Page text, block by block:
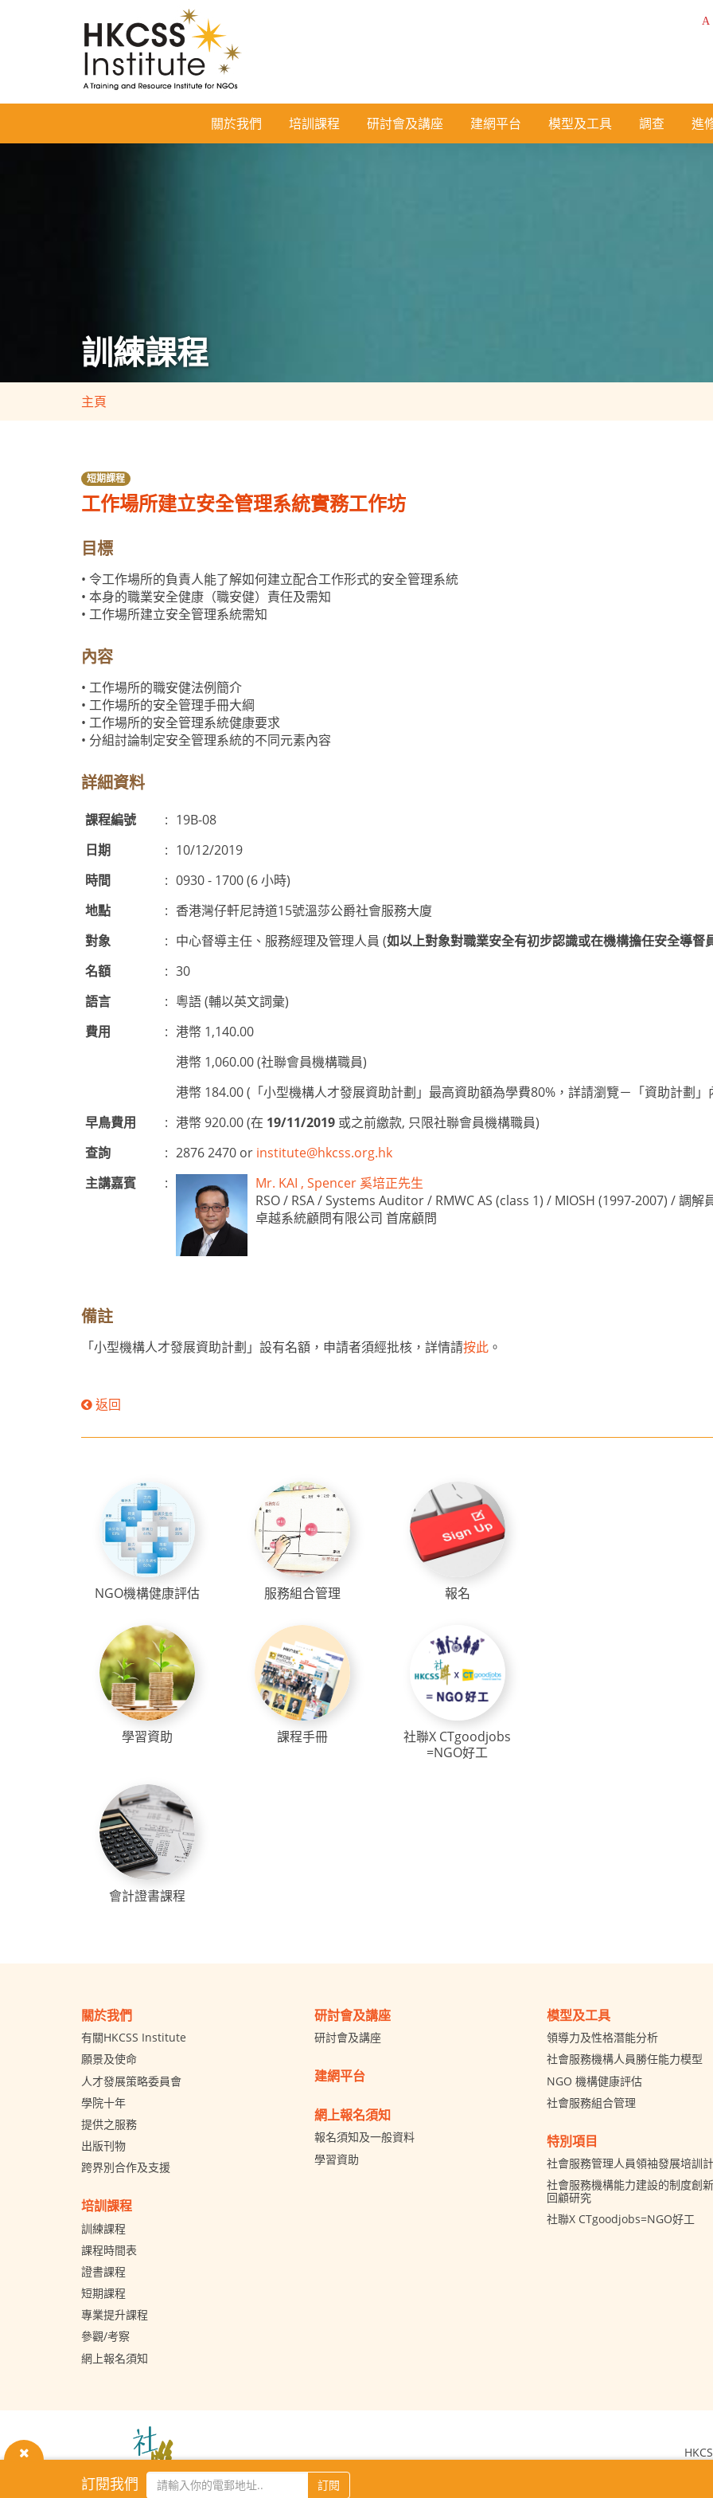
Institute
A
關於我們 培訓課程 研討會及講座 建網平台 模型及工具 調查 進
訓練課程
主頁
短期課程
工作場所建立安全管理系統實務工作坊
目標
• 令工作場所的負責人能了解如何建立配合工作形式的安全管理系統
• 本身的職業安全健康（職安健）責任及需知
• 工作場所建立安全管理系統需知
內容
• 工作場所的職安健法例簡介
• 工作場所的安全管理手冊大綱
• 工作場所的安全管理系統健康要求
• 分組討論制定安全管理系統的不同元素內容
詳細資料
課程編號 : 19B-08
日期
: 10/12/2019
時間
: 0930 - 1700 (6 小時)
地點
: 香港灣仔軒尼詩道15號溫莎公爵社會服務大廈
對象
: 中心督導主任、服務經理及管理人員 (如以上對象對職業安全有初步認識或在機構擔任安全導督
名額
: 30
語言
: 粵語 (輔以英文詞彙)
費用
: 港幣 1,140.00
港幣 1,060.00 (社聯會員機構職員)
港幣 184.00 (「小型機構人才發展資助計劃」最高資助額為學費80%，詳請瀏覽－「資助計劃」
早鳥費用
: 港幣 920.00 (在 19/11/2019 或之前繳款, 只限社聯會員機構職員)
查詢
: 2876 2470 or institute@hkcss.org.hk
主講嘉賓
:
Mr. KAI , Spencer 奚培正先生
RSO / RSA / Systems Auditor / RMWC AS (class 1) / MIOSH (1997-2007) / 調解
卓越系統顧問有限公司 首席顧問
備註
「小型機構人才發展資助計劃」設有名額，申請者須經批核，詳情請按此 。
返回
NGO機構健康評估 服務組合管理 報名
學習資助 課程手冊
社聯X CTgoodjobs
=NGO好工
會計證書課程
訂閱我們 訂閱
關於我們
有關HKCSS Institute
願景及使命
人才發展策略委員會
學院十年
提供之服務
出版刊物
跨界別合作及支援
培訓課程
訓練課程
課程時間表
證書課程
短期課程
專業提升課程
參觀/考察
網上報名須知
研討會及講座
研討會及講座
建網平台
網上報名須知
報名須知及一般資料
學習資助
模型及工具
領導力及性格潛能分析
社會服務機構人員勝任能力模型
NGO 機構健康評估
社會服務組合管理
特別項目
社會服務管理人員領袖發展培訓
社會服務機構能力建設的制度創
回顧研究
社聯X CTgoodjobs=NGO好工
Kong
Council
2026 © The